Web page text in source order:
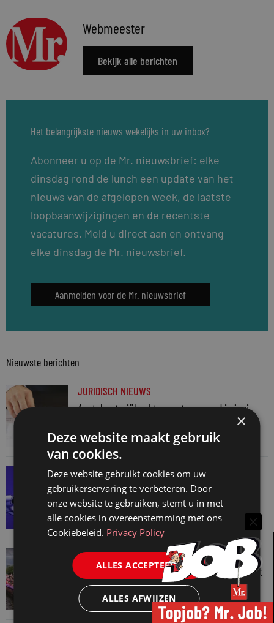
Webmeester
Bekijk alle berichten
Het belangrijkste nieuws wekelijks in uw inbox?
Abonneer u op de Mr. nieuwsbrief: elke
dinsdag rond de lunch een update van het
nieuws van de afgelopen week, de laatste
loopbaanwijzigingen en de recentste
vacatures. Meld u direct aan en ontvang
elke dinsdag de Mr. nieuwsbrief.
Aanmelden voor de Mr. nieuwsbrief
Nieuwste berichten
JURIDISCH NIEUWS
Aantal notariële akten na topmaand in juni
6 augustus 2026
SNELRECHT
AI-muziekaanbieder maakt inbreuk op
auteursrecht
4 augustus 2026
JURIDISCH NIEUWS
Regenboognetwerk van de Rechtspraak vaart
mee met botenparade Pride
3 augustus 2026
×
Deze website maakt gebruik
van cookies.
Deze website gebruikt cookies om uw
gebruikerservaring te verbeteren. Door
onze website te gebruiken, stemt u in met
alle cookies in overeenstemming met ons
Cookiebeleid. Privacy Policy
ALLES ACCEPTEREN
ALLES AFWIJZEN